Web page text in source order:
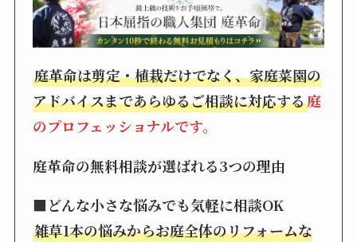
庭革命は剪定・植栽だけでなく、家庭菜園の
アドバイスまであらゆるご相談に対応する庭
のプロフェッショナルです。
庭革命の無料相談が選ばれる3つの理由
■どんな小さな悩みでも気軽に相談OK
雑草1本の悩みからお庭全体のリフォームな